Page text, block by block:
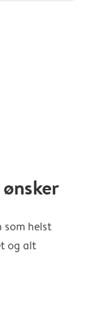
som helst
og alt